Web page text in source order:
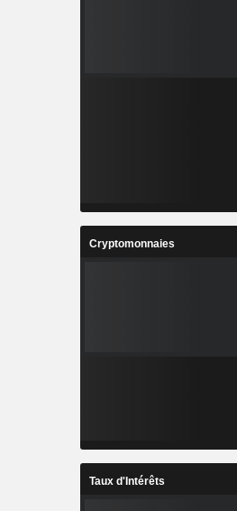
Cryptomonnaies
Taux d'Intérêts